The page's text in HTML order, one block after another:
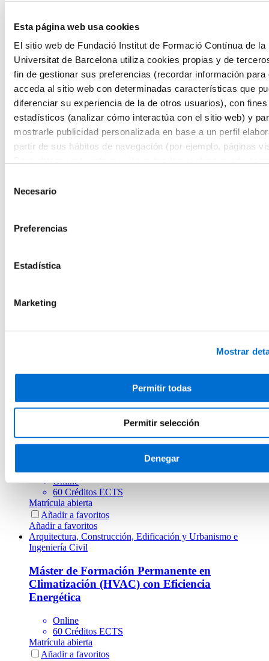
Esta página web usa cookies
El sitio web de Fundació Institut de Formació Contínua de la
Universitat de Barcelona utiliza cookies propias y de
fin de gestionar sus preferencias (recordar información para
acceda al sitio web con determinadas características que
diferenciar su experiencia de la de otros usuarios), con fines
estadísticos (analizar cómo interactúa con el sitio web) y
mostrarle publicidad personalizada en base a un perfil
partir de sus hábitos de navegación (por ejemplo, páginas
Necesario
Preferencias
Estadística
Marketing
Mostrar
Permitir todas
Permitir selección
Denegar
Añadir a favoritos
Arquitectura, Construcción, Edificación y Urbanismo e
Ingeniería Civil
Máster de Formación Permanente en Global
BIM Management
Online
60 Créditos ECTS
Matrícula abierta
Añadir a favoritos
Añadir a favoritos
Máster de Formación Permanente en Bim
Online
Añadir a favoritos
Management en Ingeniería Civil y GIS
Matrícula abierta
Añadir a favoritos
Arquitectura, Construcción, Edificación y Urbanismo e
Máster de Formación Permanente en Diseño y
Online
60 Créditos ECTS
Matrícula abierta
Añadir a favoritos
Añadir a favoritos
Arquitectura, Construcción, Edificación y Urbanismo e
Ingeniería Civil
Máster de Formación Permanente en
Climatización (HVAC) con Eficiencia
Energética
Online
60 Créditos ECTS
Matrícula abierta
Añadir a favoritos